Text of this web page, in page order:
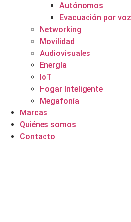
Autónomos
Evacuación por voz
Networking
Movilidad
Audiovisuales
Energía
IoT
Hogar Inteligente
Megafonía
Marcas
Quiénes somos
Contacto